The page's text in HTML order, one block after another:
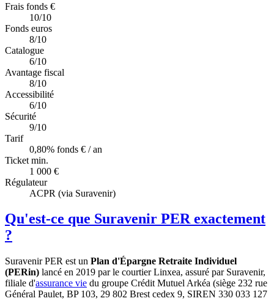
Frais fonds €
10/10
Fonds euros
8/10
Catalogue
6/10
Avantage fiscal
8/10
Accessibilité
6/10
Sécurité
9/10
Tarif
0,80% fonds € / an
Ticket min.
1 000 €
Régulateur
ACPR (via Suravenir)
Qu'est-ce que Suravenir PER exactement
?
Suravenir PER est un Plan d'Épargne Retraite Individuel
(PERin) lancé en 2019 par le courtier Linxea, assuré par Suravenir,
filiale d'assurance vie du groupe Crédit Mutuel Arkéa (siège 232 rue
Général Paulet, BP 103, 29 802 Brest cedex 9, SIREN 330 033 127